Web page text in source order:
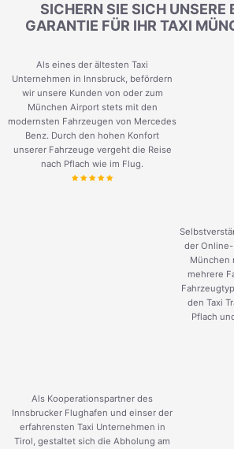
SICHERN SIE SICH UNSERE
GARANTIE FÜR IHR TAXI
Als eines der ältesten Taxi
Unternehmen in Innsbruck, befördern
wir unsere Kunden von oder zum
München Airport stets mit den
modernsten Fahrzeugen von Mercedes
Benz. Durch den hohen Konfort
unserer Fahrzeuge vergeht die Reise
nach Pflach wie im Flug.
der
München
mehrere
den Taxi
Pflach
Als Kooperationspartner des
Innsbrucker Flughafen und einser der
erfahrensten Taxi Unternehmen in
Tirol, gestaltet sich die Abholung am